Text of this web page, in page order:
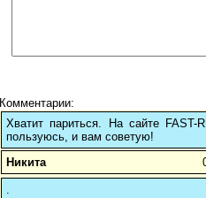
Комментарии:
Хватит париться. На сайте
пользуюсь, и вам советую!
Никита
.